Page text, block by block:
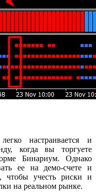
настраивается и
когда вы торгуете
Бинариум. Однако
ее на демо-счете и
чтобы учесть риски и
на реальном рынке.